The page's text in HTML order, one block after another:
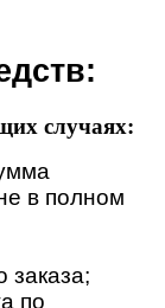
случаях:
в полном
заказа;
по